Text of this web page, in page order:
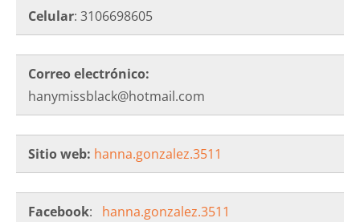
Celular: 3106698605
Correo electrónico:
hanymissblack@hotmail.com
Sitio web: hanna.gonzalez.3511
Facebook: hanna.gonzalez.3511